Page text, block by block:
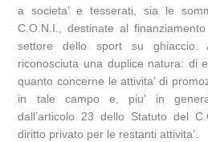
a societa’ e tesserati, sia le
C.O.N.I., destinate al
settore dello sport su ghiaccio.
riconosciuta una duplice natura: di
quanto concerne le attivita’ di
in tale campo e, piu’ in
dall’articolo 23 dello Statuto del
diritto privato per le restanti attivita’.